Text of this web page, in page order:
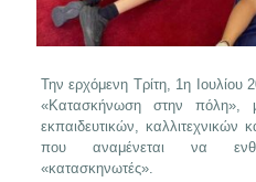
Την ερχόμενη Τρίτη, 1η Ιουλίου
«Κατασκήνωση στην πόλη»,
εκπαιδευτικών, καλλιτεχνικών
που αναμένεται να
«κατασκηνωτές».